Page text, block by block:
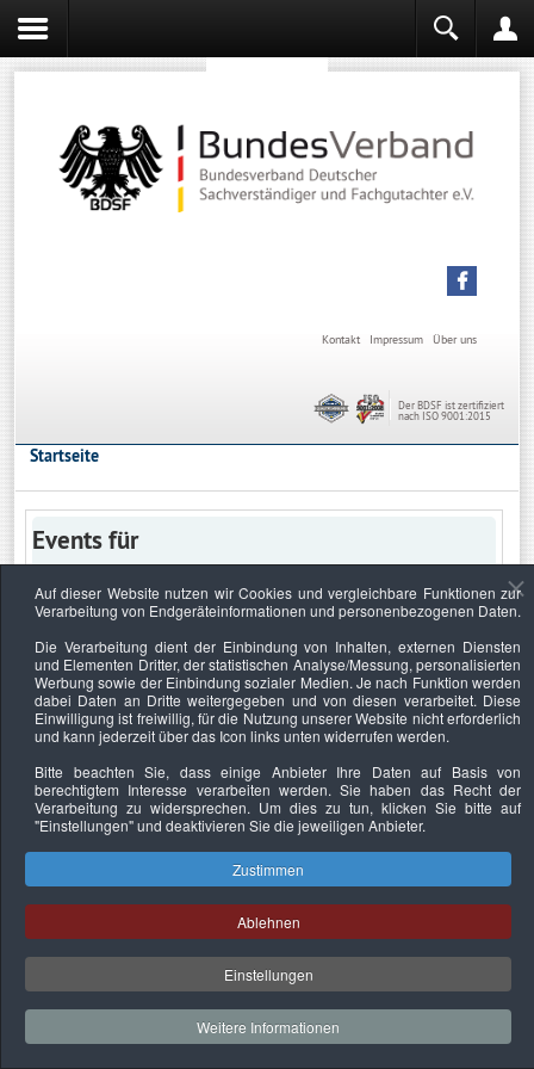
Über uns
Impressum
Kontakt
Der BDSF ist zertifiziert
nach ISO 9001:2015
Startseite
Events für
Keine Termine
Datenschutzerklärung Urheberrechtsnachweise Nachhaltigkeit
Copyright © 2026. Bundesverband Deutscher
Sachverständiger und Fachgutachter e.V..
Auf dieser Website nutzen wir Cookies und vergleichbare Funktionen zur
Verarbeitung von Endgeräteinformationen und personenbezogenen Daten.
Die Verarbeitung dient der Einbindung von Inhalten, externen Diensten
und Elementen Dritter, der statistischen Analyse/Messung, personalisierten
Werbung sowie der Einbindung sozialer Medien. Je nach Funktion werden
dabei Daten an Dritte weitergegeben und von diesen verarbeitet. Diese
Einwilligung ist freiwillig, für die Nutzung unserer Website nicht erforderlich
und kann jederzeit über das Icon links unten widerrufen werden.
Bitte beachten Sie, dass einige Anbieter Ihre Daten auf Basis von
berechtigtem Interesse verarbeiten werden. Sie haben das Recht der
Verarbeitung zu widersprechen. Um dies zu tun, klicken Sie bitte auf
"Einstellungen"und deaktivieren Sie die jeweiligen Anbieter.
Zustimmen
Ablehnen
Einstellungen
Weitere Informationen